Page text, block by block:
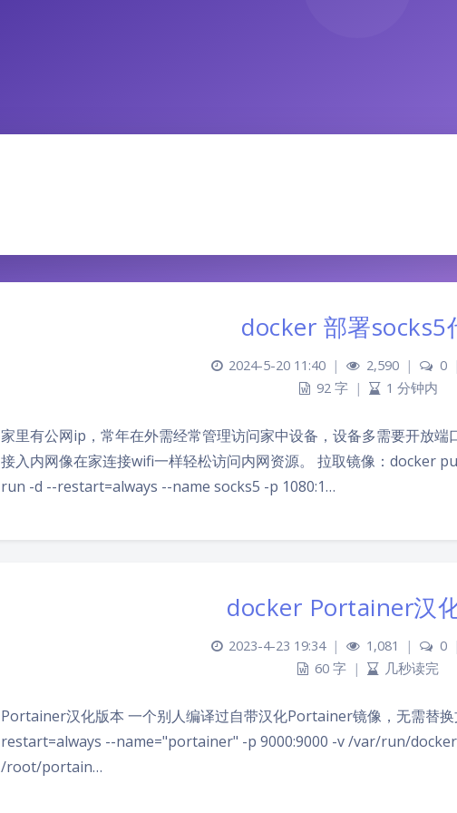
docker 部署socks5
2024-5-20 11:40 | 2,590 | 0
92 字
| 1 分钟内
家里有公网ip，常年在外需经常管理访问家中设备，设备多需要开放
接入内网像在家连接wifi一样轻松访问内网资源。 拉取镜像：docker
run -d --restart=always --name socks5 -p 1080:1…
docker Portainer汉
2023-4-23 19:34 | 1,081 | 0
60 字 | 几秒读完
Portainer汉化版本 一个别人编译过自带汉化Portainer镜像，无需替
restart=always --name="portainer" -p 9000:9000 -v /var/run/
/root/portain…